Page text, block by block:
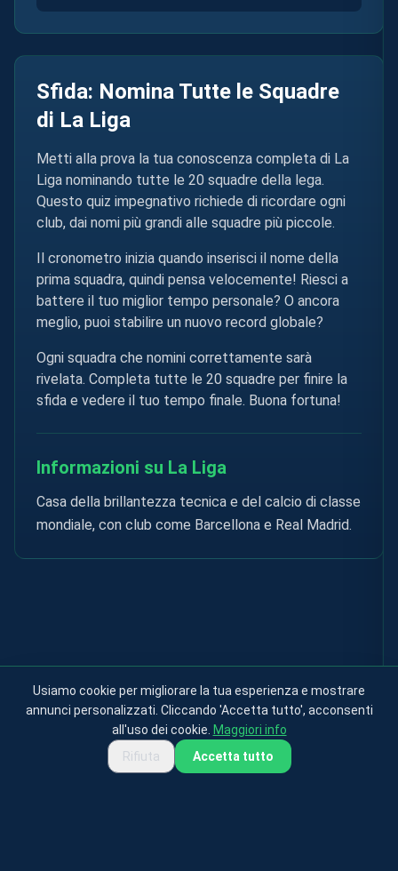
Sfida: Nomina Tutte le Squadre
di La Liga
Metti alla prova la tua conoscenza completa di La
Liga nominando tutte le 20 squadre della lega.
Questo quiz impegnativo richiede di ricordare ogni
club, dai nomi più grandi alle squadre più piccole.
Il cronometro inizia quando inserisci il nome della
prima squadra, quindi pensa velocemente! Riesci a
battere il tuo miglior tempo personale? O ancora
meglio, puoi stabilire un nuovo record globale?
Ogni squadra che nomini correttamente sarà
rivelata. Completa tutte le 20 squadre per finire la
sfida e vedere il tuo tempo finale. Buona fortuna!
Informazioni su La Liga
Casa della brillantezza tecnica e del calcio di classe
mondiale, con club come Barcellona e Real Madrid.
Usiamo cookie per migliorare la tua esperienza e mostrare
annunci personalizzati. Cliccando 'Accetta tutto', acconsenti
all'uso dei cookie. Maggiori info
Rifiuta
Accetta tutto